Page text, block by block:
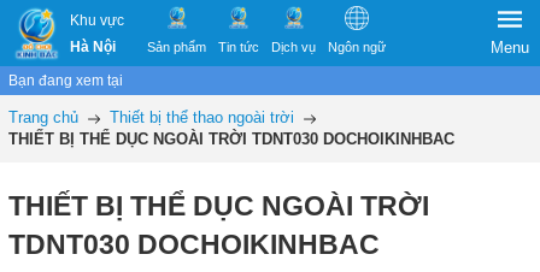
Khu vực
Hà Nội
Sản phẩm Tin tức Dịch vụ Ngôn ngữ Menu
Bạn đang xem tại
Trang chủ
Thiết bị thể thao ngoài trời
THIẾT BỊ THỂ DỤC NGOÀI TRỜI TDNT030 DOCHOIKINHBAC
THIẾT BỊ THỂ DỤC NGOÀI TRỜI
TDNT030 DOCHOIKINHBAC